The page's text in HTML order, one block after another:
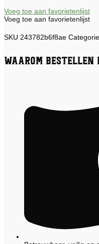
Voeg toe aan favorietenlijst
Voeg toe aan favorietenlijst
SKU 243782b6f8ae Categorie
Waarom